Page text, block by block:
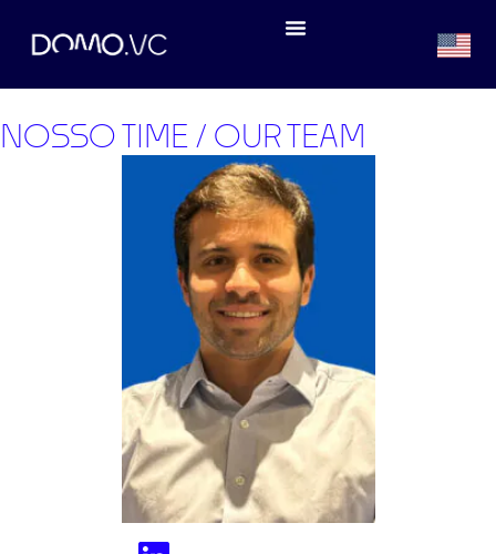
NOSSO TIME / OUR TEAM